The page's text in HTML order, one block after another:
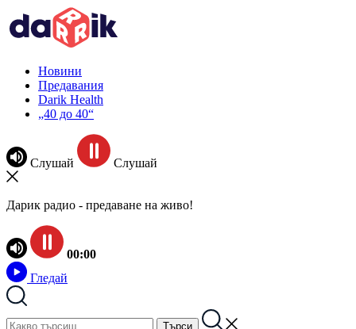
Новини
Предавания
Darik Health
„40 до 40“
Слушай Слушай
Дарик радио - предаване на живо!
00:00
Гледай